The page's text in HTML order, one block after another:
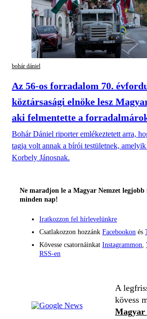
bohár dániel
Az 56-os forradalom 70.
köztársasági elnöke lesz
aki felmentette a
Bohár Dániel riporter emlékeztetett arra,
tagja volt annak a bírói testületnek,
Korbely Jánosnak.
Ne maradjon le a Magyar Nemzet legjobb
minden nap!
Iratkozzon fel hírlevelünkre
Csatlakozzon hozzánk Facebookon és
Kövesse csatornáinkat Instagrammon,
RSS-en
A
kövess
Magyar